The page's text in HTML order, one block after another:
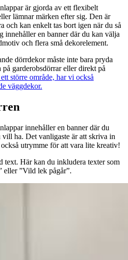
är gjorda av ett flexibelt
lämnar märken efter sig. Den är
och kan enkelt tas bort igen när du så
innehåller en banner där du kan välja
och flera små dekorelement.
dörrdekor måste inte bara pryda
garderobsdörrar eller direkt på
större område, har vi också
väggdekor.
innehåller en banner där du
ha. Det vanligaste är att skriva in
utrymme för att vara lite kreativ!
text. Här kan du inkludera texter som
eller ”Vild lek pågår”.